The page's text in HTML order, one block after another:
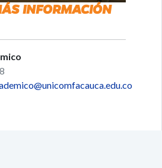
INFORMACIÓN